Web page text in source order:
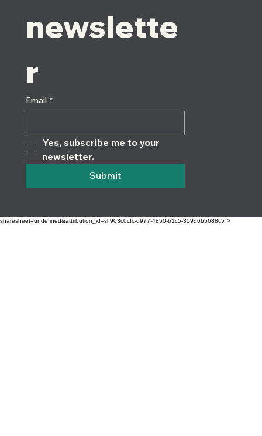
newslette
r
Email *
Yes, subscribe me to your
newsletter.
Submit
sharesheet=undefined&attribution_id=sl:903c0cfc-d977-4850-b1c5-359d6b5688c5">